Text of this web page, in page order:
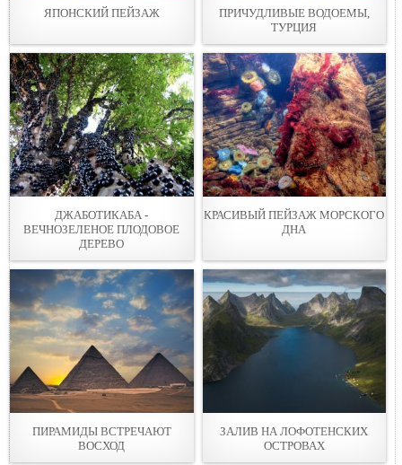
ЯПОНСКИЙ ПЕЙЗАЖ
ПРИЧУДЛИВЫЕ ВОДОЕМЫ,
ТУРЦИЯ
ДЖАБОТИКАБА -
ВЕЧНОЗЕЛЕНОЕ ПЛОДОВОЕ
ДЕРЕВО
КРАСИВЫЙ ПЕЙЗАЖ МОРСКОГО
ДНА
ПИРАМИДЫ ВСТРЕЧАЮТ
ВОСХОД
ЗАЛИВ НА ЛОФОТЕНСКИХ
ОСТРОВАХ